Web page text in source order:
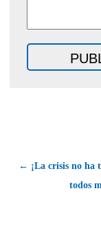
← ¡La crisis no ha
todos